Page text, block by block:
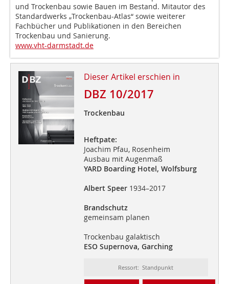
und Trockenbau sowie Bauen im Bestand. Mitautor des
Standardwerks „Trockenbau-Atlas“ sowie weiterer
Fachbücher und Publikationen in den Bereichen
Trockenbau und Sanierung.
www.vht-darmstadt.de
Dieser Artikel erschien in
DBZ 10/2017
Trockenbau
Heftpate:
Joachim Pfau, Rosenheim
Ausbau mit Augenmaß
YARD Boarding Hotel, Wolfsburg
Albert Speer 1934–2017
Brandschutz
gemeinsam planen
Trockenbau galaktisch
ESO Supernova, Garching
Ressort: Standpunkt